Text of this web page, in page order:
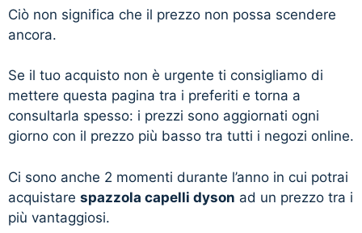
Ciò non significa che il prezzo non possa scendere
ancora.
Se il tuo acquisto non è urgente ti consigliamo di
mettere questa pagina tra i preferiti e torna a
consultarla spesso: i prezzi sono aggiornati ogni
giorno con il prezzo più basso tra tutti i negozi online.
Ci sono anche 2 momenti durante l’anno in cui potrai
acquistare spazzola capelli dyson ad un prezzo tra i
più vantaggiosi.